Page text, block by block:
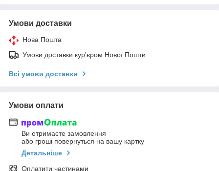
Умови доставки
Нова Пошта
Умови доставки кур'єром Нової Пошти
Всі умови доставки
Умови оплати
Ви отримаєте замовлення
або гроші повернуться на вашу картку
Детальніше
Оплатити частинами